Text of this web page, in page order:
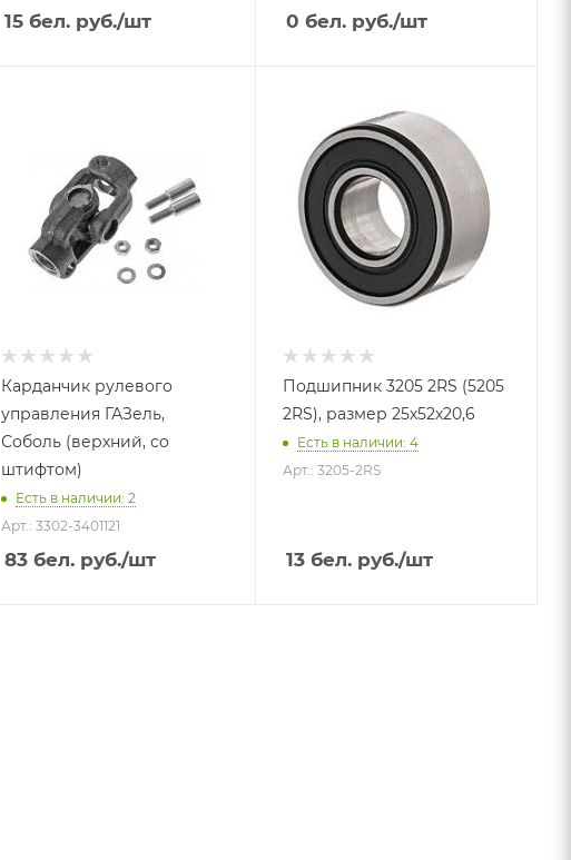
15 бел. руб./шт 0 бел. руб./шт
Карданчик рулевого
управления ГАЗель,
Соболь (верхний, со
штифтом)
Есть в наличии: 2
Арт.: 3302-3401121
83 бел. руб./шт
Подшипник 3205 2RS (5205
2RS), размер 25х52х20,6
Есть в наличии: 4
Арт.: 3205-2RS
13 бел. руб./шт